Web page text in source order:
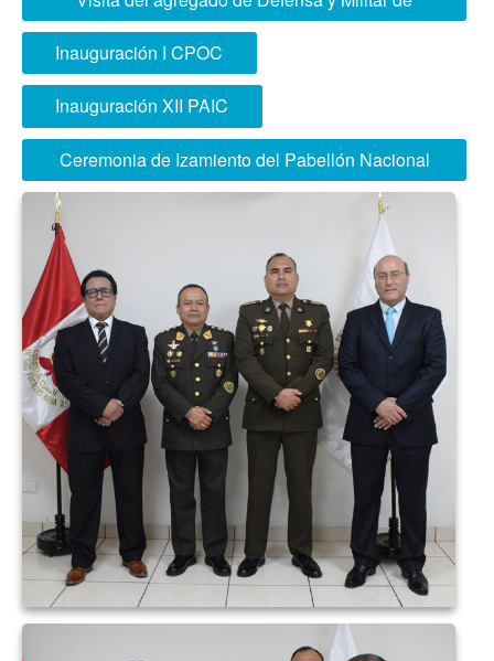
Brasil
Inauguración I CPOC
Inauguración XII PAIC
Ceremonia de Izamiento del Pabellón Nacional